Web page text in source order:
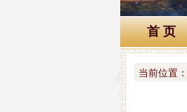
首 页
当前位置：